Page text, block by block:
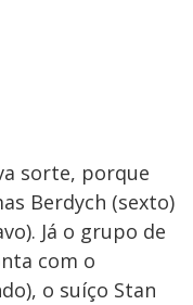
sorte, porque
Berdych (sexto)
Já o grupo de
com o
o suíço Stan